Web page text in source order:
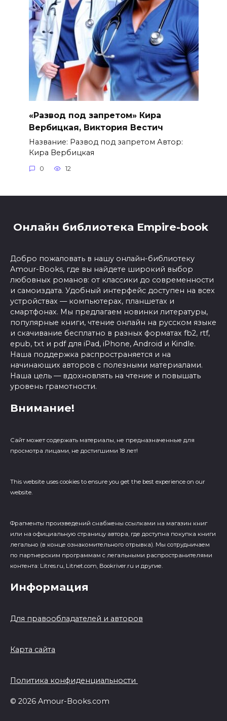
«Развод под запретом» Кира
Вербицкая, Виктория Вестич
Название: Развод под запретом Автор:
Кира Вербицкая
0 12
Онлайн библиотека Empire-book
Добро пожаловать в нашу онлайн-библиотеку
Amour-Books, где вы найдете широкий выбор
любовных романов: от классики до современности
и самоиздата. Удобный интерфейс доступен на всех
устройствах — компьютерах, планшетах и
смартфонах. Мы предлагаем новинки литературы,
популярные книги, чтение онлайн на русском языке
и скачивание бесплатно в разных форматах fb2, rtf,
epub, txt и pdf для iPad, iPhone, Android и Kindle.
Наша поддержка распространяется и на
начинающих авторов с полезными материалами.
Наша цель — вдохновлять на чтение и повышать
уровень грамотности.
Внимание!
Сайт может содержать материалы, не предназначенные для
просмотра лицами, не достигшими 18 лет!
This website uses cookies to ensure you get the best experience on our
website.
Фрагменты произведений cнабжены ссылками на магазин книг
или на официальную страницу автора, где доступна покупка книги
легально (в конце ознакомительного отрывка). Мы сотрудничаем
по партнерским программам с легальными распространителями
контента: Litres.ru, Litnet.com, Bookriver.ru и другие.
Информация
Для правообладателей и авторов
Карта сайта
Политика конфиденциальности
© 2026 Amour-Books.com